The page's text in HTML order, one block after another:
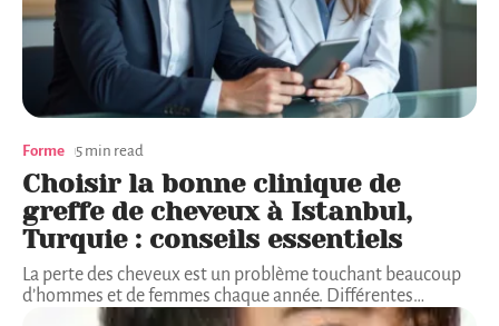
Forme 5 min read
Choisir la bonne clinique de
greffe de cheveux à Istanbul,
Turquie : conseils essentiels
La perte des cheveux est un problème touchant beaucoup
d’hommes et de femmes chaque année. Différentes…